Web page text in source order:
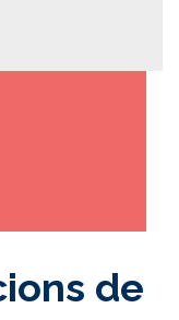
de